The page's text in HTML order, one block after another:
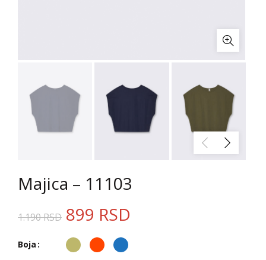
Majica – 11103
1.190RSD 899 RSD
Boja